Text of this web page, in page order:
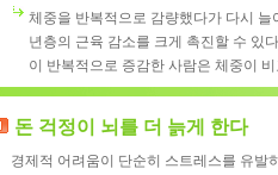
체중을 반복적으로 감량했다가 다시
년층의 근육 감소를 크게 촉진할 수 있
이 반복적으로 증감한 사람은 체중이
돈 걱정이 뇌를 더 늙게 한다
경제적 어려움이 단순히 스트레스를 유발